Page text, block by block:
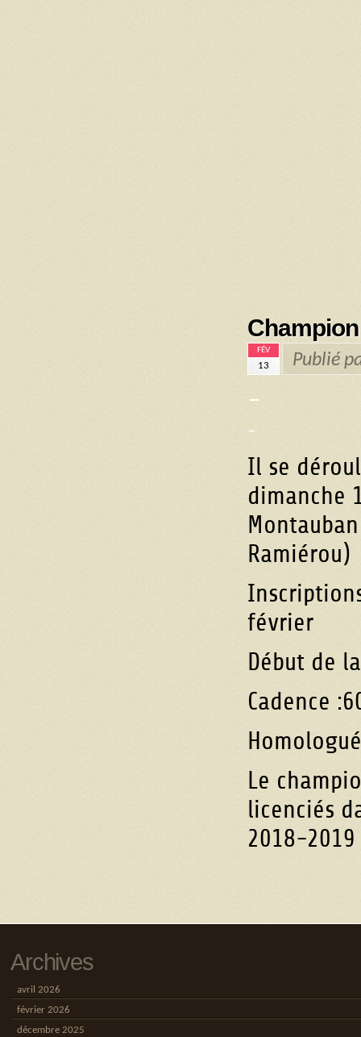
FÉV
13 Publié
–
–
Il se
dimanche
Ramiérou)
février
Début de
Cadence
Le
licenciés
2018-2019
Archives
avril 2026
février 2026
décembre 2025